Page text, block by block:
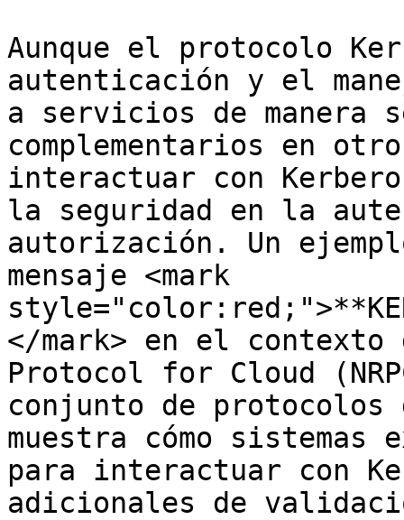
Aunque el protocolo
autenticación y el
a servicios de manera
complementarios en
interactuar con
la seguridad en la
autorización. Un
mensaje <mark
</mark> en el contexto
Protocol for Cloud
conjunto de protocolos
muestra cómo sistemas
para interactuar con
adicionales de